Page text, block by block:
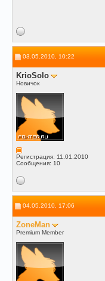
03.05.2010, 10:22
KrioSolo
Новичок
Регистрация: 11.01.2010
Сообщения: 10
04.05.2010, 17:06
ZoneMan
Premium Member